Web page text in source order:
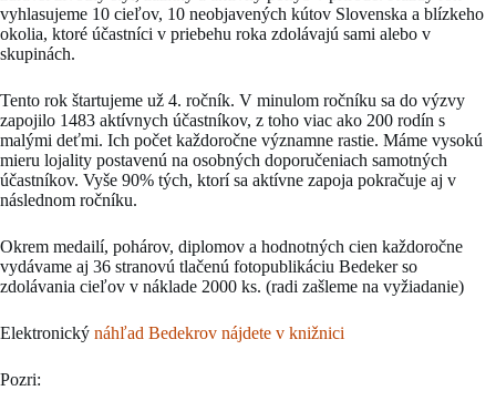
vyhlasujeme 10 cieľov, 10 neobjavených kútov Slovenska a blízkeho
okolia, ktoré účastníci v priebehu roka zdolávajú sami alebo v
skupinách.
Tento rok štartujeme už 4. ročník. V minulom ročníku sa do výzvy
zapojilo 1483 aktívnych účastníkov, z toho viac ako 200 rodín s
malými deťmi. Ich počet každoročne významne rastie. Máme vysokú
mieru lojality postavenú na osobných doporučeniach samotných
účastníkov. Vyše 90% tých, ktorí sa aktívne zapoja pokračuje aj v
následnom ročníku.
Okrem medailí, pohárov, diplomov a hodnotných cien každoročne
vydávame aj 36 stranovú tlačenú fotopublikáciu Bedeker so
zdolávania cieľov v náklade 2000 ks. (radi zašleme na vyžiadanie)
Elektronický náhľad Bedekrov nájdete v knižnici
Pozri: